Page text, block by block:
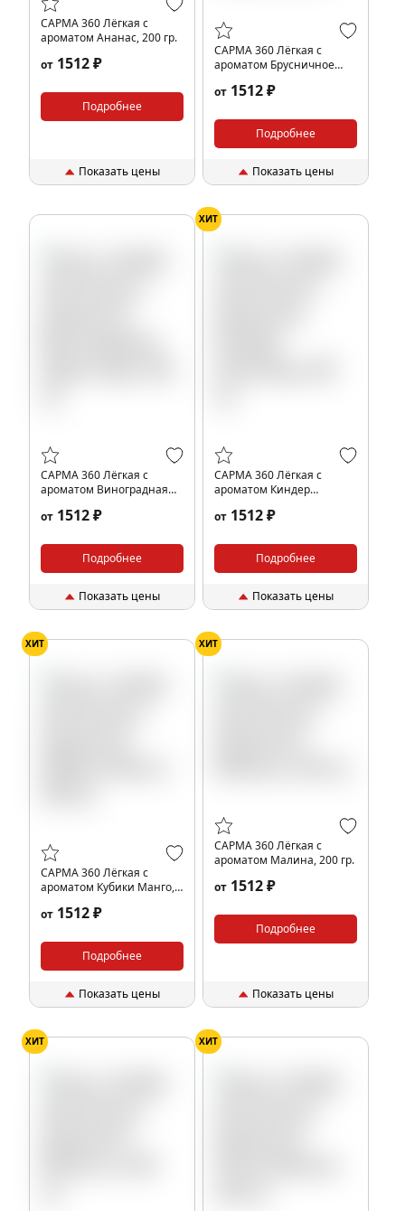
САРМА 360 Лёгкая с
ароматом Ананас, 200 гр.
от 1512 ₽
Подробнее
Показать цены
САРМА 360 Лёгкая с
ароматом Брусничное
от 1512 ₽
Подробнее
Показать цены
САРМА 360 Лёгкая с
ароматом Виноградная
от 1512 ₽
Подробнее
Показать цены
ХИТ
САРМА 360 Лёгкая с
ароматом Киндер
от 1512 ₽
Подробнее
Показать цены
ХИТ
САРМА 360 Лёгкая с
ароматом Кубики Манго,
от 1512 ₽
Подробнее
Показать цены
ХИТ
САРМА 360 Лёгкая с
ароматом Малина, 200 гр.
от 1512 ₽
Подробнее
Показать цены
ХИТ ХИТ